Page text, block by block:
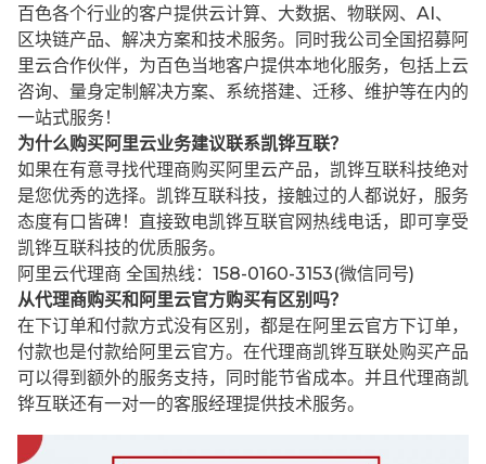
百色各个行业的客户提供云计算、大数据、物联网、AI、
区块链产品、解决方案和技术服务。同时我公司全国招募阿
里云合作伙伴，为百色当地客户提供本地化服务，包括上云
咨询、量身定制解决方案、系统搭建、迁移、维护等在内的
一站式服务！
为什么购买阿里云业务建议联系凯铧互联？
如果在有意寻找代理商购买阿里云产品，凯铧互联科技绝对
是您优秀的选择。凯铧互联科技，接触过的人都说好，服务
态度有口皆碑！直接致电凯铧互联官网热线电话，即可享受
凯铧互联科技的优质服务。
阿里云代理商 全国热线：158-0160-3153(微信同号)
从代理商购买和阿里云官方购买有区别吗？
在下订单和付款方式没有区别，都是在阿里云官方下订单，
付款也是付款给阿里云官方。在代理商凯铧互联处购买产品
可以得到额外的服务支持，同时能节省成本。并且代理商凯
铧互联还有一对一的客服经理提供技术服务。